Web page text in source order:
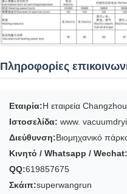
Πληροφορίες
Εταιρία:Η εταιρεία
Ιστοσελίδα: www.
Διεύθυνση:Βιομηχανικό
Κινητό / Whatsapp / Wechat:
QQ:619857675
Σκάιπ:superwangrun